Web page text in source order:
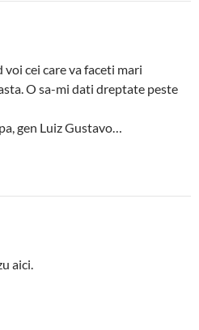
cei care va faceti mari
O sa-mi dati dreptate peste
gen Luiz Gustavo…
aici.